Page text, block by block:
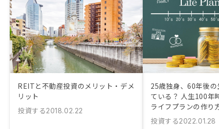
REITと不動産投資のメリット・デメ
リット
投資する2018.02.22
25歳独身、60年後
ている？ 人生100年
ライフプランの作り
投資する2022.01.28